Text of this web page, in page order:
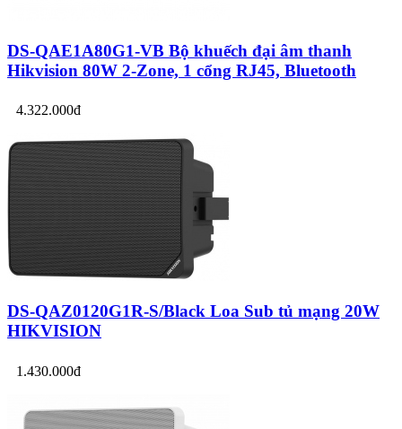
DS-QAE1A80G1-VB Bộ khuếch đại âm thanh
Hikvision 80W 2-Zone, 1 cổng RJ45, Bluetooth
4.322.000đ
DS-QAZ0120G1R-S/Black Loa Sub tủ mạng 20W
HIKVISION
1.430.000đ